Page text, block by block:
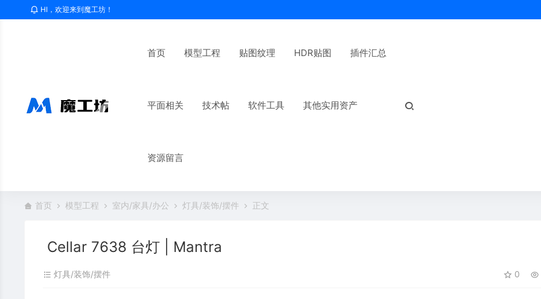
HI，欢迎来到魔工坊！
首页 模型工程 贴图纹理 HDR贴图 插件汇总
平面相关 技术帖 软件工具 其他实用资产
资源留言
首页 模型工程 室内/家具/办公 灯具/装饰/摆件 正文
Cellar 7638 台灯 | Mantra
灯具/装饰/摆件 0